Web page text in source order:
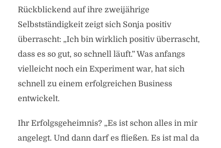
Rückblickend auf ihre zweijährige
Selbstständigkeit zeigt sich Sonja positiv
überrascht: „Ich bin wirklich positiv überrascht,
dass es so gut, so schnell läuft.” Was anfangs
vielleicht noch ein Experiment war, hat sich
schnell zu einem erfolgreichen Business
entwickelt.
Ihr Erfolgsgeheimnis? „Es ist schon alles in mir
angelegt. Und dann darf es fließen. Es ist mal da